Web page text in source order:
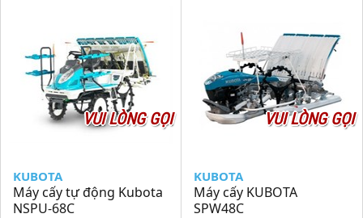
VUI LÒNG GỌI
KUBOTA
Máy cấy tự động Kubota
NSPU-68C
VUI LÒNG GỌI
KUBOTA
Máy cấy KUBOTA
SPW48C